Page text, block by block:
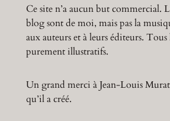
Ce site n’a aucun but commercial.
blog sont de moi, mais pas la
aux auteurs et à leurs éditeurs. Tous
purement illustratifs.
Un grand merci à Jean-Louis
qu’il a créé.